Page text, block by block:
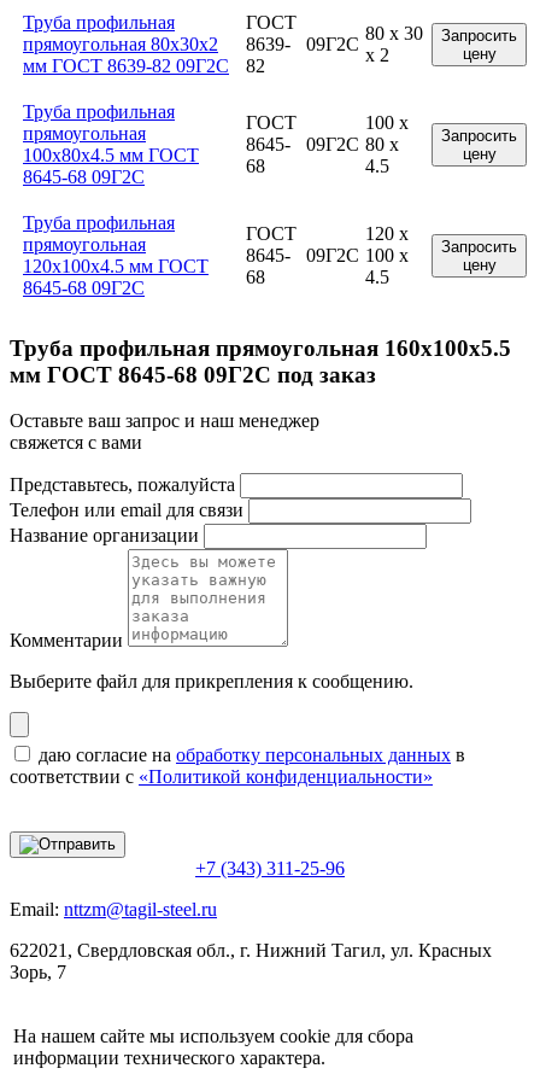
Труба профильная
прямоугольная 80x30x2
мм ГОСТ 8639-82 09Г2С
ГОСТ
8639-
82
09Г2С
80 x 30
x 2
Запросить
цену
Труба профильная
прямоугольная
100x80x4.5 мм ГОСТ
8645-68 09Г2С
ГОСТ
8645-
68
09Г2С
100 x
80 x
4.5
Запросить
цену
Труба профильная
прямоугольная
120x100x4.5 мм ГОСТ
8645-68 09Г2С
ГОСТ
8645-
68
09Г2С
120 x
100 x
4.5
Запросить
цену
Труба профильная прямоугольная 160x100x5.5
мм ГОСТ 8645-68 09Г2С под заказ
Оставьте ваш запрос и наш менеджер
свяжется с вами
Представьтесь, пожалуйста
Телефон или email для связи
Название организации
Комментарии
Выберите файл для прикрепления к сообщению.
даю согласие на обработку персональных данных в
соответствии с «Политикой конфиденциальности»
+7 (343) 311-25-96
Email: nttzm@tagil-steel.ru
622021, Свердловская обл., г. Нижний Тагил, ул. Красных
Зорь, 7
На нашем сайте мы используем cookie для сбора
информации технического характера.